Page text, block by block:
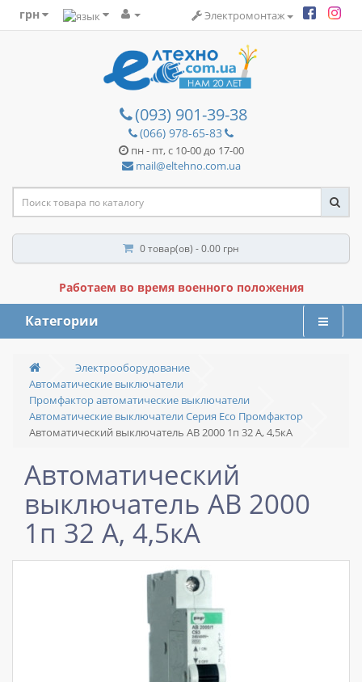
грн Электромонтаж
(093) 901-39-38
(066) 978-65-83
пн - пт, с 10-00 до 17-00
mail@eltehno.com.ua
0 товар(ов) - 0.00 грн
Работаем во время военного положения
Категории
Электрооборудование
Автоматические выключатели
Промфактор автоматические выключатели
Автоматические выключатели Серия Есо Промфактор
Автоматический выключатель АВ 2000 1п 32 А, 4,5кА
Автоматический
выключатель АВ 2000
1п 32 А, 4,5кА